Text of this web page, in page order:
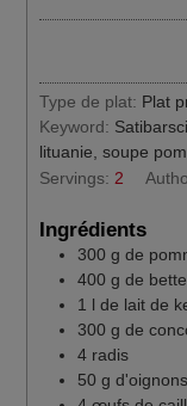
Type de plat: Plat
Keyword:
lituanie, soupe
Servings: 2
Ingrédients
300 g de
400 g de
1 l de lait de
300 g de
4 radis
50 g